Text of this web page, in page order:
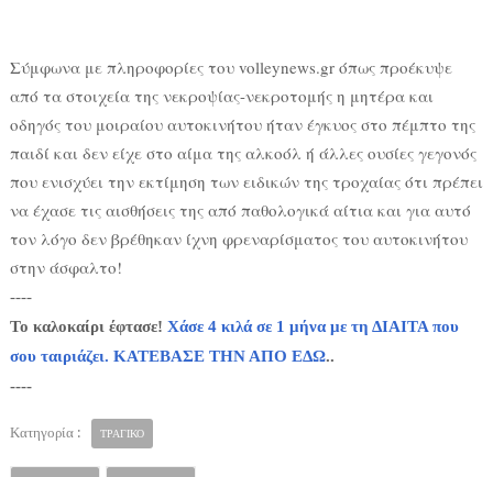
Σύμφωνα με πληροφορίες του volleynews.gr όπως προέκυψε
από τα στοιχεία της νεκροψίας-νεκροτομής η μητέρα και
οδηγός του μοιραίου αυτοκινήτου ήταν έγκυος στο πέμπτο της
παιδί και δεν είχε στο αίμα της αλκοόλ ή άλλες ουσίες γεγονός
που ενισχύει την εκτίμηση των ειδικών της τροχαίας ότι πρέπει
να έχασε τις αισθήσεις της από παθολογικά αίτια και για αυτό
τον λόγο δεν βρέθηκαν ίχνη φρεναρίσματος του αυτοκινήτου
στην άσφαλτο!
----
Το καλοκαίρι έφτασε! Χάσε 4 κιλά σε 1 μήνα με τη ΔΙΑΙΤΑ που
σου ταιριάζει. ΚΑΤΕΒΑΣΕ ΤΗΝ ΑΠΟ ΕΔΩ..
----
Κατηγορία : ΤΡΑΓΙΚΟ